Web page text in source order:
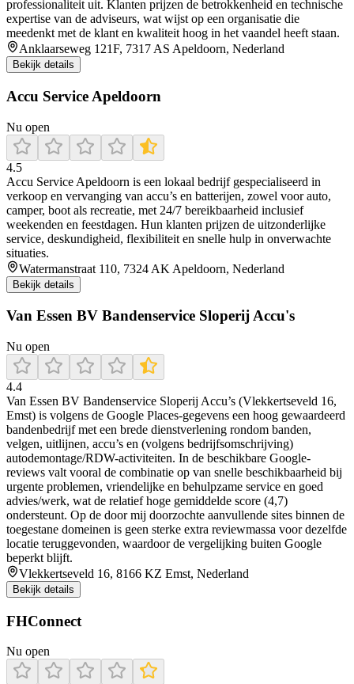
professionaliteit uit. Klanten prijzen de betrokkenheid en technische
expertise van de adviseurs, wat wijst op een organisatie die
meedenkt met de klant en kwaliteit hoog in het vaandel heeft staan.
Anklaarseweg 121F, 7317 AS Apeldoorn, Nederland
Bekijk details
Accu Service Apeldoorn
Nu open
4.5
Accu Service Apeldoorn is een lokaal bedrijf gespecialiseerd in
verkoop en vervanging van accu’s en batterijen, zowel voor auto,
camper, boot als recreatie, met 24/7 bereikbaarheid inclusief
weekenden en feestdagen. Hun klanten prijzen de uitzonderlijke
service, deskundigheid, flexibiliteit en snelle hulp in onverwachte
situaties.
Watermanstraat 110, 7324 AK Apeldoorn, Nederland
Bekijk details
Van Essen BV Bandenservice Sloperij Accu's
Nu open
4.4
Van Essen BV Bandenservice Sloperij Accu’s (Vlekkertseveld 16,
Emst) is volgens de Google Places-gegevens een hoog gewaardeerd
bandenbedrijf met een brede dienstverlening rondom banden,
velgen, uitlijnen, accu’s en (volgens bedrijfsomschrijving)
autodemontage/RDW-activiteiten. In de beschikbare Google-
reviews valt vooral de combinatie op van snelle beschikbaarheid bij
urgente problemen, vriendelijke en behulpzame service en goed
advies/werk, wat de relatief hoge gemiddelde score (4,7)
ondersteunt. Op de door mij doorzochte aanvullende sites binnen de
toegestane domeinen is geen sterke extra reviewmassa voor dezelfde
locatie teruggevonden, waardoor de vergelijking buiten Google
beperkt blijft.
Vlekkertseveld 16, 8166 KZ Emst, Nederland
Bekijk details
FHConnect
Nu open